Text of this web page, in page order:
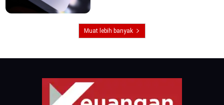
Muat lebih banyak